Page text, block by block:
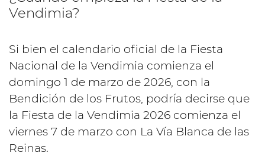
Vendimia?
Si bien el calendario oficial de la Fiesta
Nacional de la Vendimia comienza el
domingo 1 de marzo de 2026, con la
Bendición de los Frutos, podría decirse que
la Fiesta de la Vendimia 2026 comienza el
viernes 7 de marzo con La Vía Blanca de las
Reinas.